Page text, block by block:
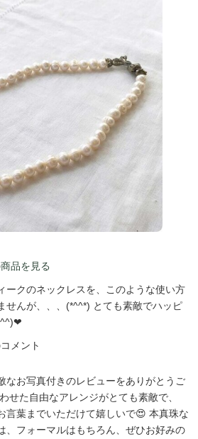
品を見る
ークのネックレスを、このような使い方
せんが、、、(*^^*) とても素敵でハッピ
メント
なお写真付きのレビューをありがとうご
せた自由なアレンジがとても素敵で、
言葉までいただけて嬉しいで😍 本真珠な
、フォーマルはもちろん、ぜひお好みの